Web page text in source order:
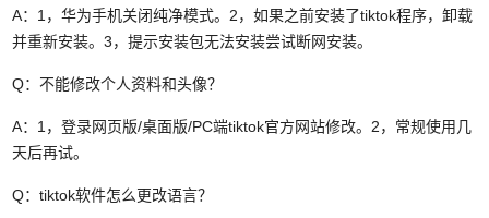
A：1，华为手机关闭纯净模式。2，如果之前安装了tiktok程序，卸载
并重新安装。3，提示安装包无法安装尝试断网安装。
Q：不能修改个人资料和头像？
A：1，登录网页版/桌面版/PC端tiktok官方网站修改。2，常规使用几
天后再试。
Q：tiktok软件怎么更改语言？